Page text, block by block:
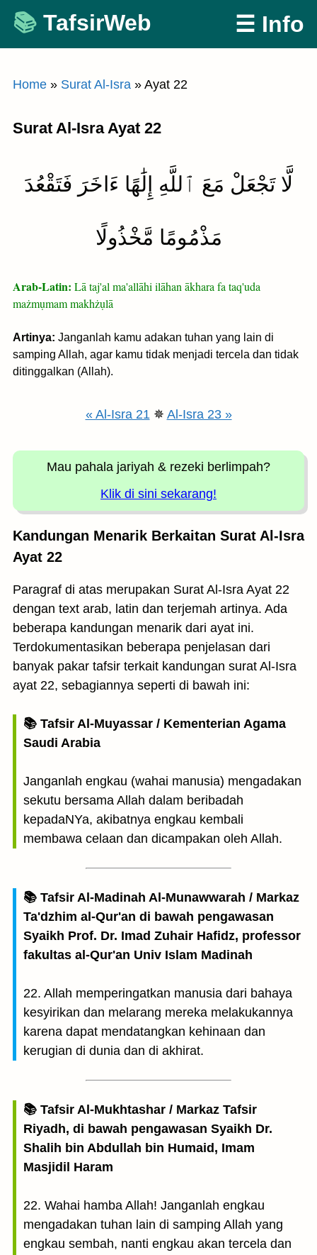
Skip
content
TafsirWeb ☰ Info
Home » Surat Al-Isra » Ayat 22
Surat Al-Isra Ayat 22
لَّا تَجْعَلْ مَعَ ٱللَّهِ إِلَٰهًا ءَاخَرَ فَتَقْعُدَ
مَذْمُومًا مَّخْذُولًا
Arab-Latin: Lā taj'al ma'allāhi ilāhan ākhara fa taq'uda
mażmụmam makhżụlā
Artinya: Janganlah kamu adakan tuhan yang lain di
samping Allah, agar kamu tidak menjadi tercela dan tidak
ditinggalkan (Allah).
« Al-Isra 21✵ Al-Isra 23 »
Mau pahala jariyah & rezeki berlimpah?
Klik di sini sekarang!
Kandungan Menarik Berkaitan Surat Al-Isra
Ayat 22
Paragraf di atas merupakan Surat Al-Isra Ayat 22
dengan text arab, latin dan terjemah artinya. Ada
beberapa kandungan menarik dari ayat ini.
Terdokumentasikan beberapa penjelasan dari
banyak pakar tafsir terkait kandungan surat Al-Isra
ayat 22, sebagiannya seperti di bawah ini:
📚 Tafsir Al-Muyassar / Kementerian Agama
Saudi Arabia
Janganlah engkau (wahai manusia) mengadakan
sekutu bersama Allah dalam beribadah
kepadaNYa, akibatnya engkau kembali
membawa celaan dan dicampakan oleh Allah.
📚 Tafsir Al-Madinah Al-Munawwarah / Markaz
Ta'dzhim al-Qur'an di bawah pengawasan
Syaikh Prof. Dr. Imad Zuhair Hafidz, professor
fakultas al-Qur'an Univ Islam Madinah
22. Allah memperingatkan manusia dari bahaya
kesyirikan dan melarang mereka melakukannya
karena dapat mendatangkan kehinaan dan
kerugian di dunia dan di akhirat.
📚 Tafsir Al-Mukhtashar / Markaz Tafsir
Riyadh, di bawah pengawasan Syaikh Dr.
Shalih bin Abdullah bin Humaid, Imam
Masjidil Haram
22. Wahai hamba Allah! Janganlah engkau
mengadakan tuhan lain di samping Allah yang
engkau sembah, nanti engkau akan tercela dan